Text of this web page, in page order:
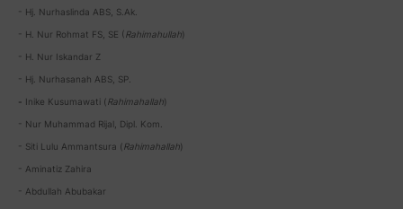
- Hj. Nurhaslinda ABS, S.Ak.
- H. Nur Rohmat FS, SE (Rahimahullah)
- H. Nur Iskandar Z
- Hj. Nurhasanah ABS, SP.
- Inike Kusumawati (Rahimahallah)
- Nur Muhammad Rijal, Dipl. Kom.
- Siti Lulu Ammantsura (Rahimahallah)
- Aminatiz Zahira
- Abdullah Abubakar